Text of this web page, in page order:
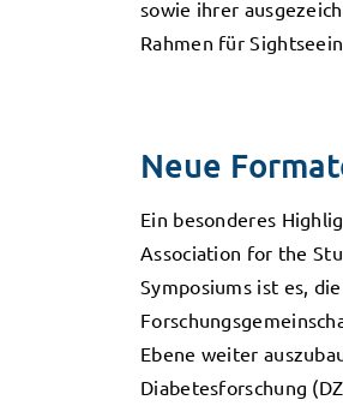
sowie ihrer
Rahmen für
Neue
Ein besonderes
Association for the
Symposiums ist es,
Ebene weiter
Diabetesforschung